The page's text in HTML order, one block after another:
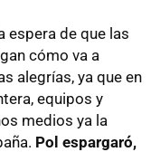
espera de que las
cómo va a
alegrías, ya que en
equipos y
medios ya la
Pol espargaró,